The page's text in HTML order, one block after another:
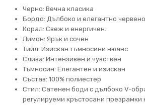
Черно: Вечна класика
Бордо: Дълбоко и елегантно червено
Корал: Свеж и енергичен.
Лимон: Ярък и сочен
Тийл: Изискан тъмносини нюанс
Слива: Интензивен и чувствен
Тъмносин: Елегантен и изискан
Състав: 100% полиестер
Стил: Сатенен боди с дълбоко V-
регулируеми кръстосани презрамки